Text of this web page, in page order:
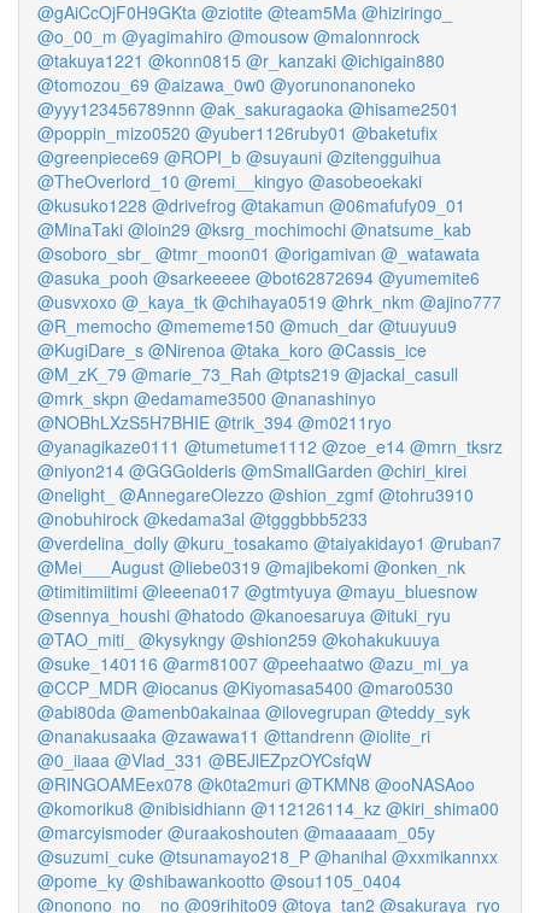
@gAiCcOjF0H9GKta @ziotite @team5Ma @hiziringo_
@o_00_m @yagimahiro @mousow @malonnrock
@takuya1221 @konn0815 @r_kanzaki @ichigain880
@tomozou_69 @aizawa_0w0 @yorunonanoneko
@yyy123456789nnn @ak_sakuragaoka @hisame2501
@poppin_mizo0520 @yuber1126ruby01 @baketufix
@greenpiece69 @ROPI_b @suyauni @zitengguihua
@TheOverlord_10 @remi__kingyo @asobeoekaki
@kusuko1228 @drivefrog @takamun @06mafufy09_01
@MinaTaki @loin29 @ksrg_mochimochi @natsume_kab
@soboro_sbr_ @tmr_moon01 @origamivan @_watawata
@asuka_pooh @sarkeeeee @bot62872694 @yumemite6
@usvxoxo @_kaya_tk @chihaya0519 @hrk_nkm @ajino777
@R_memocho @mememe150 @much_dar @tuuyuu9
@KugiDare_s @Nirenoa @taka_koro @Cassis_ice
@M_zK_79 @marie_73_Rah @tpts219 @jackal_casull
@mrk_skpn @edamame3500 @nanashinyo
@NOBhLXzS5H7BHIE @trik_394 @m0211ryo
@yanagikaze0111 @tumetume1112 @zoe_e14 @mrn_tksrz
@niyon214 @GGGolderis @mSmallGarden @chiri_kirei
@nelight_ @AnnegareOlezzo @shion_zgmf @tohru3910
@nobuhirock @kedama3al @tgggbbb5233
@verdelina_dolly @kuru_tosakamo @taiyakidayo1 @ruban7
@Mei___August @liebe0319 @majibekomi @onken_nk
@timitimiitimi @leeena017 @gtmtyuya @mayu_bluesnow
@sennya_houshi @hatodo @kanoesaruya @ituki_ryu
@TAO_miti_ @kysykngy @shion259 @kohakukuuya
@suke_140116 @arm81007 @peehaatwo @azu_mi_ya
@CCP_MDR @iocanus @Kiyomasa5400 @maro0530
@abi80da @amenb0akainaa @ilovegrupan @teddy_syk
@nanakusaaka @zawawa11 @ttandrenn @iolite_ri
@0_iiaaa @Vlad_331 @BEJlEZpzOYCsfqW
@RINGOAMEex078 @k0ta2muri @TKMN8 @ooNASAoo
@komoriku8 @nibisidhiann @112126114_kz @kiri_shima00
@marcyismoder @uraakoshouten @maaaaam_05y
@suzumi_cuke @tsunamayo218_P @hanihal @xxmikannxx
@pome_ky @shibawankootto @sou1105_0404
@nonono_no__no @09rihito09 @toya_tan2 @sakuraya_ryo